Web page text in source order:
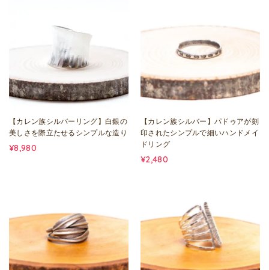
【カレン族シルバーリング】白銀の
美しさを際立たせるシンプルな造り
¥8,980
【カレン族シルバー】パドゥアが刻
印されたシンプルで細いハンドメイ
ドリング
¥2,480